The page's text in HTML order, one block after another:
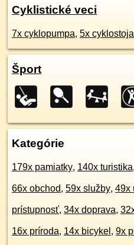
Jiráskova(0,74 km),
(691 m), Valtická(682 m),
Cyklistické veci
7x cyklopumpa, 5x
Šport
Kategórie
179x pamiatky, 140x turistika,
66x obchod, 59x služby, 49x
prístupnosť, 34x doprava,
16x príroda, 14x bicykel , 9x